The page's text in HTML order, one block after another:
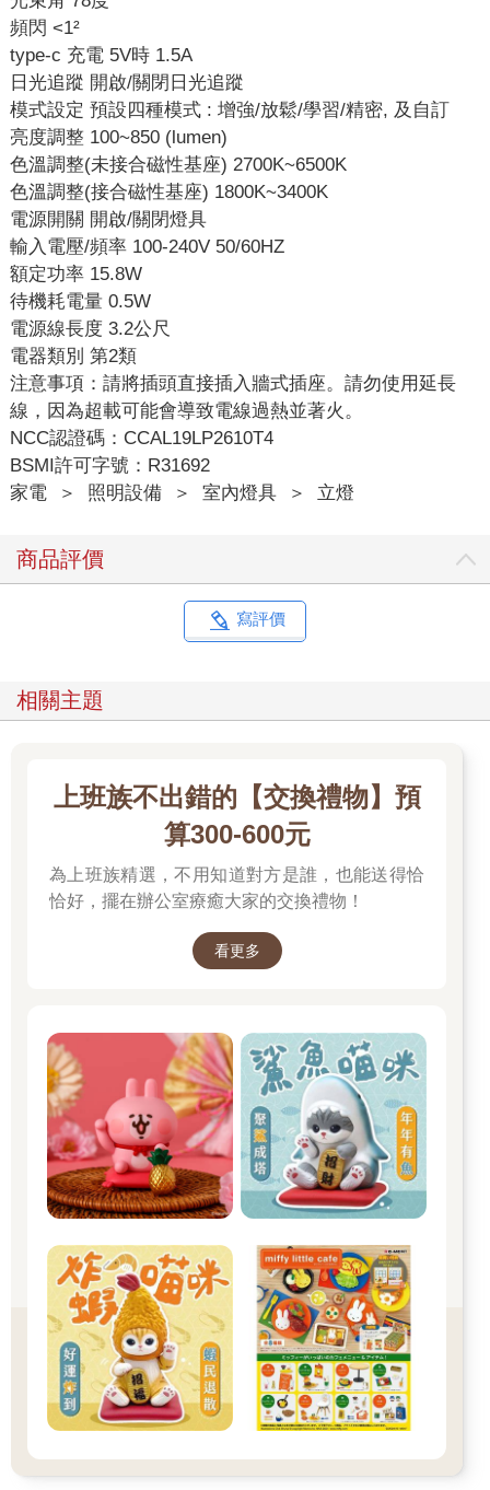
頻閃 <1²
type-c 充電 5V時 1.5A
日光追蹤 開啟/關閉日光追蹤
模式設定 預設四種模式 : 增強/放鬆/學習/精密, 及自訂
亮度調整 100~850 (lumen)
色溫調整(未接合磁性基座) 2700K~6500K
色溫調整(接合磁性基座) 1800K~3400K
電源開關 開啟/關閉燈具
輸入電壓/頻率 100-240V 50/60HZ
額定功率 15.8W
待機耗電量 0.5W
電源線長度 3.2公尺
電器類別 第2類
注意事項：請將插頭直接插入牆式插座。請勿使用延長
線，因為超載可能會導致電線過熱並著火。
NCC認證碼：CCAL19LP2610T4
BSMI許可字號：R31692
家電
＞ 照明設備 ＞ 室內燈具 ＞ 立燈
商品評價
寫評價
相關主題
上班族不出錯的【交換禮物】預
算300-600元
為上班族精選，不用知道對方是誰，也能送得恰
恰好，擺在辦公室療癒大家的交換禮物！
看更多